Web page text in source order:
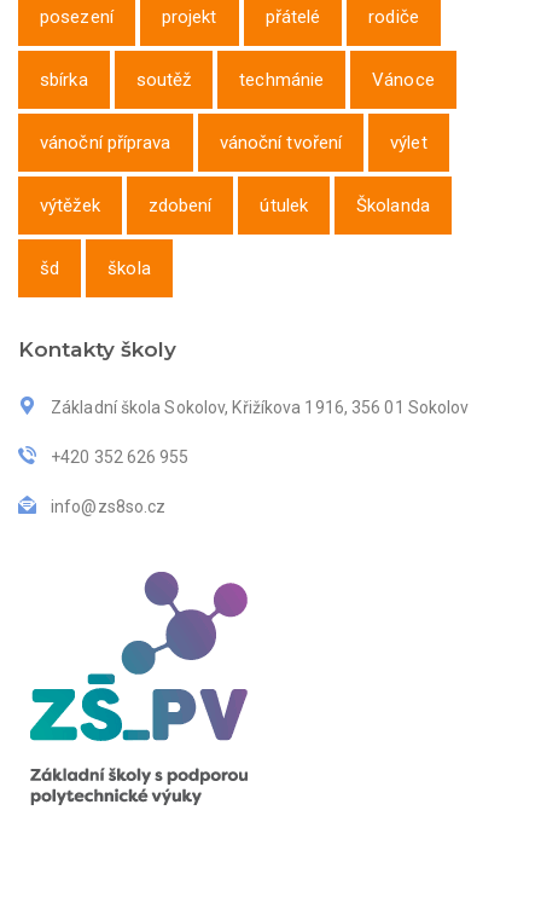
posezení projekt přátelé rodiče
sbírka soutěž techmánie Vánoce
vánoční příprava vánoční tvoření výlet
výtěžek zdobení útulek Školanda
šd škola
Kontakty školy
Základní škola Sokolov, Křižíkova 1916, 356 01 Sokolov
+420 352 626 955
info@zs8so.cz